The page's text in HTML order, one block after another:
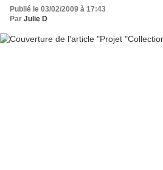
Publié le 03/02/2009 à 17:43
Par Julie D